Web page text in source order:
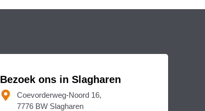
Bezoek ons in Slagharen
Coevorderweg-Noord 16,
7776 BW Slagharen